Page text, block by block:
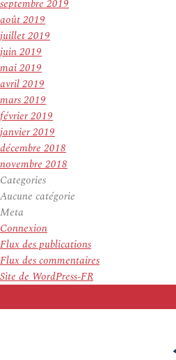
septembre 2019
août 2019
juillet 2019
juin 2019
mai 2019
avril 2019
mars 2019
février 2019
janvier 2019
décembre 2018
novembre 2018
Categories
Aucune catégorie
Meta
Connexion
Flux des publications
Flux des commentaires
Site de WordPress-FR